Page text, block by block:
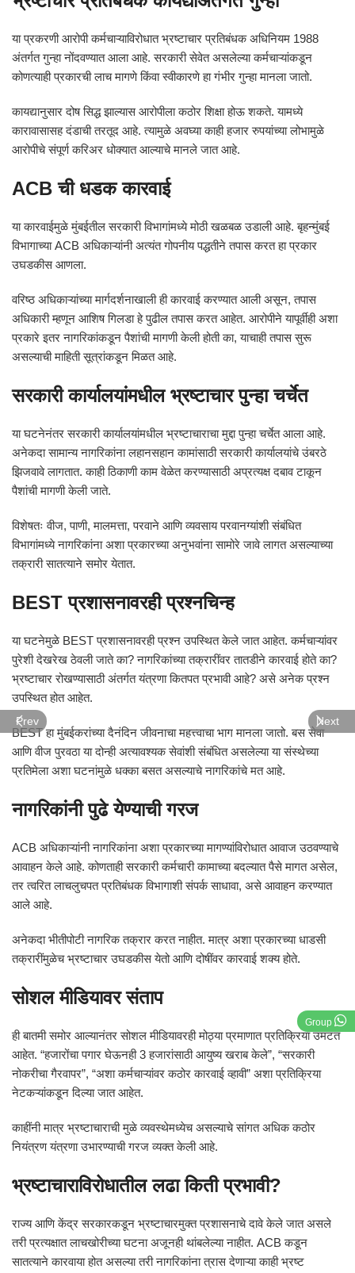
Group
या प्रकरणी आरोपी कर्मचाऱ्याविरोधात भ्रष्टाचार प्रतिबंधक अधिनियम 1988
अंतर्गत गुन्हा नोंदवण्यात आला आहे. सरकारी सेवेत असलेल्या कर्मचाऱ्यांकडून
कोणत्याही प्रकारची लाच मागणे किंवा स्वीकारणे हा गंभीर गुन्हा मानला जातो.
कायद्यानुसार दोष सिद्ध झाल्यास आरोपीला कठोर शिक्षा होऊ शकते. यामध्ये
कारावासासह दंडाची तरतूद आहे. त्यामुळे अवघ्या काही हजार रुपयांच्या लोभामुळे
आरोपीचे संपूर्ण करिअर धोक्यात आल्याचे मानले जात आहे.
ACB ची धडक कारवाई
या कारवाईमुळे मुंबईतील सरकारी विभागांमध्ये मोठी खळबळ उडाली आहे. बृहन्मुंबई
विभागाच्या ACB अधिकाऱ्यांनी अत्यंत गोपनीय पद्धतीने तपास करत हा प्रकार
उघडकीस आणला.
वरिष्ठ अधिकाऱ्यांच्या मार्गदर्शनाखाली ही कारवाई करण्यात आली असून, तपास
अधिकारी म्हणून आशिष गिलडा हे पुढील तपास करत आहेत. आरोपीने यापूर्वीही अशा
प्रकारे इतर नागरिकांकडून पैशांची मागणी केली होती का, याचाही तपास सुरू
असल्याची माहिती सूत्रांकडून मिळत आहे.
सरकारी कार्यालयांमधील भ्रष्टाचार पुन्हा चर्चेत
या घटनेनंतर सरकारी कार्यालयांमधील भ्रष्टाचाराचा मुद्दा पुन्हा चर्चेत आला आहे.
अनेकदा सामान्य नागरिकांना लहानसहान कामांसाठी सरकारी कार्यालयांचे उंबरठे
झिजवावे लागतात. काही ठिकाणी काम वेळेत करण्यासाठी अप्रत्यक्ष दबाव टाकून
पैशांची मागणी केली जाते.
विशेषतः वीज, पाणी, मालमत्ता, परवाने आणि व्यवसाय परवानग्यांशी संबंधित
विभागांमध्ये नागरिकांना अशा प्रकारच्या अनुभवांना सामोरे जावे लागत असल्याच्या
तक्रारी सातत्याने समोर येतात.
BEST प्रशासनावरही प्रश्नचिन्ह
या घटनेमुळे BEST प्रशासनावरही प्रश्न उपस्थित केले जात आहेत. कर्मचाऱ्यांवर
पुरेशी देखरेख ठेवली जाते का? नागरिकांच्या तक्रारींवर तातडीने कारवाई होते का?
भ्रष्टाचार रोखण्यासाठी अंतर्गत यंत्रणा कितपत प्रभावी आहे? असे अनेक प्रश्न
उपस्थित होत आहेत.
BEST हा मुंबईकरांच्या दैनंदिन जीवनाचा महत्त्वाचा भाग मानला जातो. बस सेवा
आणि वीज पुरवठा या दोन्ही अत्यावश्यक सेवांशी संबंधित असलेल्या या संस्थेच्या
प्रतिमेला अशा घटनांमुळे धक्का बसत असल्याचे नागरिकांचे मत आहे.
नागरिकांनी पुढे येण्याची गरज
ACB अधिकाऱ्यांनी नागरिकांना अशा प्रकारच्या मागण्यांविरोधात आवाज उठवण्याचे
आवाहन केले आहे. कोणताही सरकारी कर्मचारी कामाच्या बदल्यात पैसे मागत असेल,
तर त्वरित लाचलुचपत प्रतिबंधक विभागाशी संपर्क साधावा, असे आवाहन करण्यात
आले आहे.
अनेकदा भीतीपोटी नागरिक तक्रार करत नाहीत. मात्र अशा प्रकारच्या धाडसी
तक्रारींमुळेच भ्रष्टाचार उघडकीस येतो आणि दोषींवर कारवाई शक्य होते.
सोशल मीडियावर संताप
ही बातमी समोर आल्यानंतर सोशल मीडियावरही मोठ्या प्रमाणात प्रतिक्रिया उमटत
आहेत. “हजारोंचा पगार घेऊनही 3 हजारांसाठी आयुष्य खराब केले”, “सरकारी
नोकरीचा गैरवापर”, “अशा कर्मचाऱ्यांवर कठोर कारवाई व्हावी” अशा प्रतिक्रिया
नेटकऱ्यांकडून दिल्या जात आहेत.
काहींनी मात्र भ्रष्टाचाराची मुळे व्यवस्थेमध्येच असल्याचे सांगत अधिक कठोर
नियंत्रण यंत्रणा उभारण्याची गरज व्यक्त केली आहे.
भ्रष्टाचाराविरोधातील लढा किती प्रभावी?
राज्य आणि केंद्र सरकारकडून भ्रष्टाचारमुक्त प्रशासनाचे दावे केले जात असले
तरी प्रत्यक्षात लाचखोरीच्या घटना अजूनही थांबलेल्या नाहीत. ACB कडून
सातत्याने कारवाया होत असल्या तरी नागरिकांना त्रास देणाऱ्या काही भ्रष्ट
Prev Next